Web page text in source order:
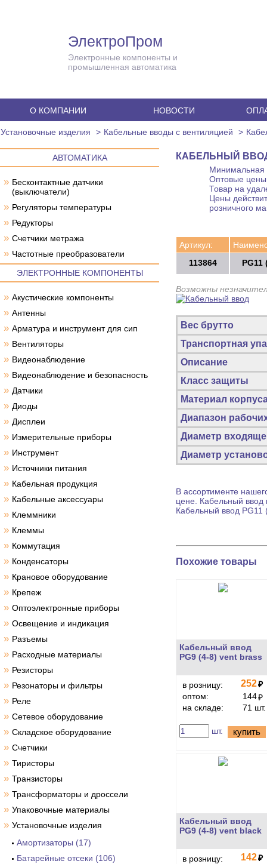
ЭлектроПром
Электронные компоненты и
промышленная автоматика
О КОМПАНИИ НОВОСТИ
Установочные изделия Кабельные вводы с вентиляцией
АВТОМАТИКА
» Бесконтактные датчики
(выключатели)
» Регуляторы температуры
» Редукторы
» Счетчики метража
» Частотные преобразователи
ЭЛЕКТРОННЫЕ КОМПОНЕНТЫ
» Акустические компоненты
» Антенны
» Арматура и инструмент для сип
» Вентиляторы
» Видеонаблюдение
» Видеонаблюдение и безопасность
» Датчики
» Диоды
» Дисплеи
» Измерительные приборы
» Инструмент
» Источники питания
» Кабельная продукция
» Кабельные аксессуары
» Клеммники
» Клеммы
» Коммутация
» Конденсаторы
» Крановое оборудование
» Крепеж
» Оптоэлектронные приборы
» Освещение и индикация
» Разъемы
» Расходные материалы
» Резисторы
» Резонаторы и фильтры
» Реле
» Сетевое оборудование
» Складское оборудование
» Счетчики
» Тиристоры
» Транзисторы
» Трансформаторы и дроссели
» Упаковочные материалы
» Установочные изделия
Амортизаторы (17)
Батарейные отсеки (106)
КАБЕЛЬНЫЙ ВВОД
Минимальная
Оптовые цены
Товар на
Цены
розничного
Артикул:
113864
PG11
Возможны
Вес брутто
Транспортная
Описание
Класс защиты
Материал
Диапазон
Диаметр
Диаметр
В ассортименте
цене. Кабельный ввод
Кабельный ввод PG11
Похожие товары
Кабельный ввод
PG9 (4-8) vent brass
в розницу: 252₽
оптом:
144₽
на складе:
71 шт.
шт. купить
Кабельный ввод
PG9 (4-8) vent black
в розницу: 142₽